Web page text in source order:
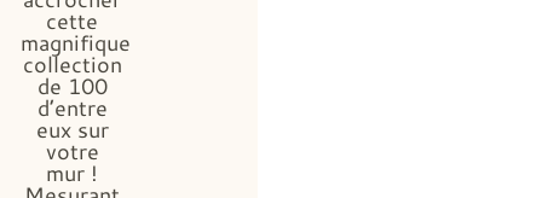
cette
magnifique
collection
de 100
d’entre
eux sur
votre
mur !